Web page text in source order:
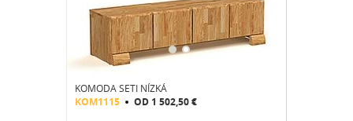
KOMODA SETI NÍZKÁ
KOM1115 OD 1 502,50 €